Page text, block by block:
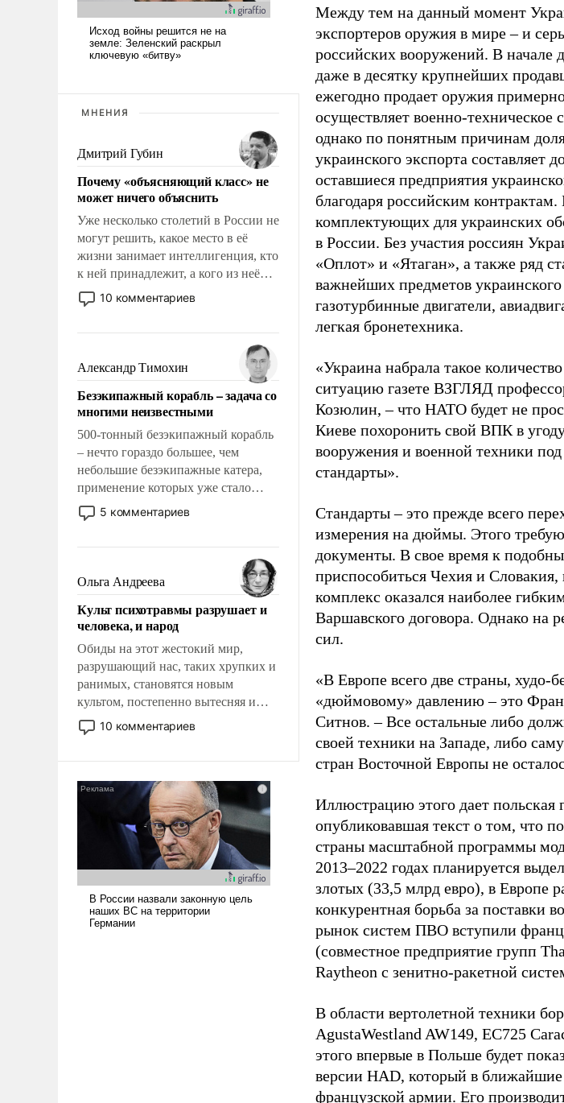
МНЕНИЯ
Дмитрий Губин
Почему «объясняющий класс» не
может ничего объяснить
Уже несколько столетий в России не
могут решить, какое место в её
жизни занимает интеллигенция, кто
к ней принадлежит, а кого из неё
исключили с правом
восстановления и без оного. И чем
казалось, что эти вопросы решены
раз и навсегда, но – нет, не решены.
10 комментариев
Александр Тимохин
Безэкипажный корабль – задача со
многими неизвестными
500-тонный безэкипажный корабль
– нечто гораздо большее, чем
небольшие безэкипажные катера,
применение которых уже стало
обыденностью. Задача по созданию
такого корабля очень сложна и
реализация радикально поднимет
наши боевые возможности.
5 комментариев
Ольга Андреева
Культ психотравмы разрушает и
человека, и народ
Обиды на этот жестокий мир,
разрушающий нас, таких хрупких и
ранимых, становятся новым
культом, постепенно вытесняя и
отменяя традиционное требование к
человеку – быть мужественным и
слабым, идти вперед и
адаптироваться.
10 комментариев
Между тем на данный момент
экспортеров оружия в мире–и
российских вооружений. В начале
даже в десятку крупнейших
ежегодно продает оружия
осуществляет военно-техническое
однако по понятным причинам
украинского экспорта составляет
оставшиеся предприятия
благодаря российским
комплектующих для украинских
в России. Без участия россиян
«Оплот» и «Ятаган», а также ряд
важнейших предметов
газотурбинные двигатели,
легкая бронетехника.
«Украина набрала такое
ситуацию газете ВЗГЛЯД
Козюлин,–что НАТО будет не
Киеве похоронить свой ВПК в
вооружения и военной техники под
стандарты».
Стандарты–это прежде всего
измерения на дюймы. Этого
документы. В свое время к
приспособиться Чехия и
комплекс оказался наиболее
Варшавского договора. Однако на
сил.
«В Европе всего две страны, худо-
«дюймовому» давлению–это
Ситнов. – Все остальные либо
своей техники на Западе, либо
стран Восточной Европы не
Иллюстрацию этого дает польская
опубликовавшая текст о том, что
страны масштабной программы
2013–2022 годах планируется
злотых (33,5 млрд евро), в Европе
конкурентная борьба за поставки
рынок систем ПВО вступили
(совместное предприятие групп
Raytheon с зенитно-ракетной
В области вертолетной техники
AgustaWestland AW149, EC725
этого впервые в Польше будет
версии HAD, который в
французской армии. Его